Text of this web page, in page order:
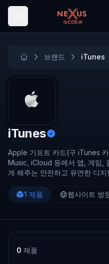
Skip to main content
브랜드 iTunes
iTunes
Apple 기프트 카드(구 iTunes
Music, iCloud 등에서 앱, 게임,
게 해주는 안전하고 유연한 디
1 제품 웹사이트 방
0 제품